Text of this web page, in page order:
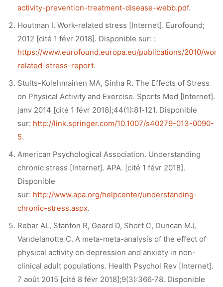
activity-prevention-treatment-disease-webb.pdf.
Houtman I. Work-related stress [Internet]. Eurofound;
2012 [cité 1 févr 2018]. Disponible sur: :
https://www.eurofound.europa.eu/publications/2010/
related-stress-report.
Stults-Kolehmainen MA, Sinha R. The Effects of Stress
on Physical Activity and Exercise. Sports Med [Internet].
janv 2014 [cité 1 févr 2018];44(1):81‑121. Disponible
sur: http://link.springer.com/10.1007/s40279-013-0090-
5.
American Psychological Association. Understanding
chronic stress [Internet]. APA. [cité 1 févr 2018].
Disponible
sur: http://www.apa.org/helpcenter/understanding-
chronic-stress.aspx.
Rebar AL, Stanton R, Geard D, Short C, Duncan MJ,
Vandelanotte C. A meta-meta-analysis of the effect of
physical activity on depression and anxiety in non-
clinical adult populations. Health Psychol Rev [Internet].
7 août 2015 [cité 8 févr 2018];9(3):366‑78. Disponible